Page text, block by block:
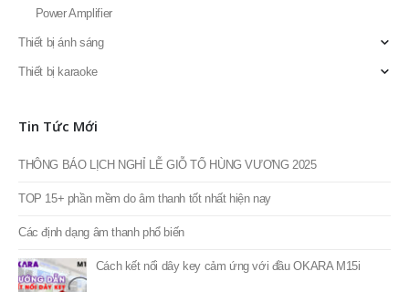
Power Amplifier
Thiết bị ánh sáng
Thiết bị karaoke
Tin Tức Mới
THÔNG BÁO LỊCH NGHỈ LỄ GIỖ TỔ HÙNG VƯƠNG 2025
TOP 15+ phần mềm do âm thanh tốt nhất hiện nay
Các định dạng âm thanh phổ biến
Cách kết nối dây key cảm ứng với đầu OKARA M15i